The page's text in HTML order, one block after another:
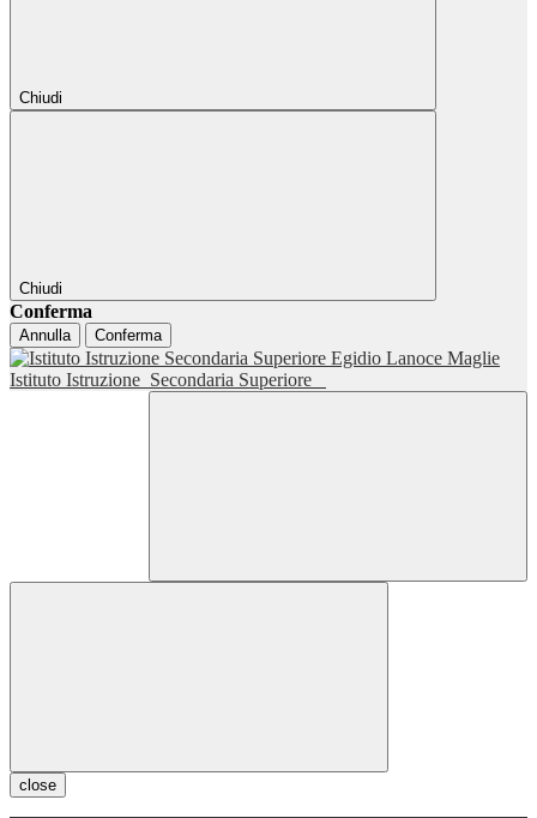
Chiudi
Chiudi
Conferma
Annulla Conferma
Istituto Istruzione Secondaria Superiore
close